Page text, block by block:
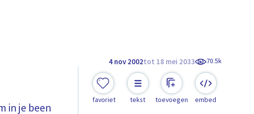
4 nov 2002tot 18 mei 2033 70.5k
in je been
favoriet tekst toevoegen embed